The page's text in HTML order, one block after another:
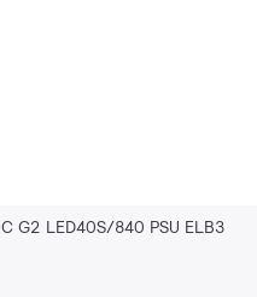
G2 LED40S/840 PSU ELB3